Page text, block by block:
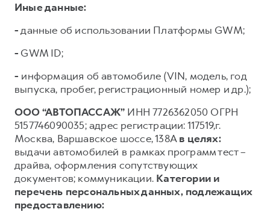
Иные данные:
-данные об использовании Платформы GWM;
- GWM ID;
- информация об автомобиле (VIN, модель, год
выпуска, пробег, регистрационный номер и др.);
ООО “АВТОПАССАЖ” ИНН 7726362050 ОГРН
5157746090035; адрес регистрации: 117519,г.
Москва, Варшавское шоссе, 138Ав целях:
выдачи автомобилей в рамках программ тест –
драйва, оформления сопутствующих
документов; коммуникации. Категории и
перечень персональных данных, подлежащих
предоставлению: